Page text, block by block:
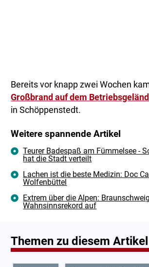
Bereits vor knapp zwei Wochen
Großbrand auf dem
in Schöppenstedt.
Weitere spannende Artikel
Teurer Badespaß am Fümmelsee -
hat die Stadt verteilt
Lachen ist die beste Medizin: Doc
Wolfenbüttel
Extrem über die Alpen:
Wahnsinnsrekord auf
Themen zu diesem Artikel